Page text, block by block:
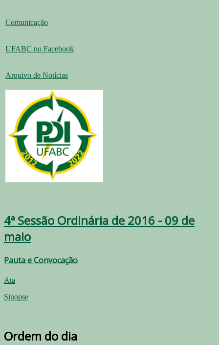
Comunicação
UFABC no Facebook
Arquivo de Notícias
4ª Sessão Ordinária de 2016 - 09 de
maio
Pauta e Convocação
Ata
Sinopse
Ordem do dia